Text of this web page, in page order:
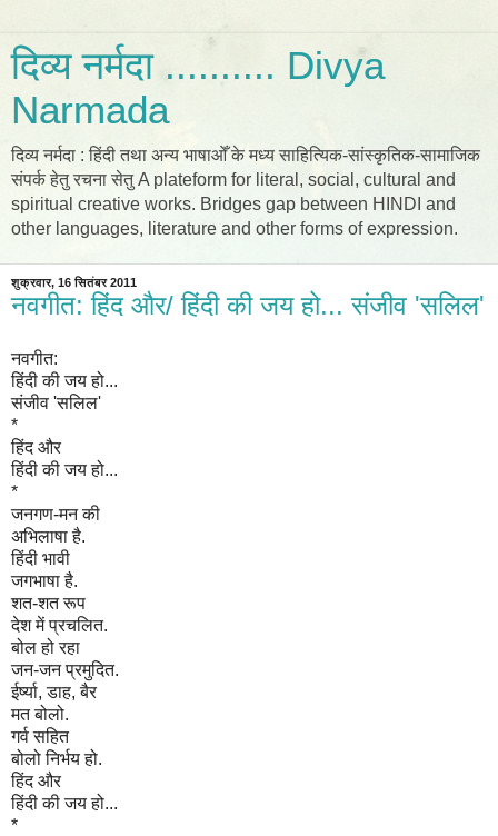
दिव्य नर्मदा .......... Divya
Narmada
दिव्य नर्मदा : हिंदी तथा अन्य भाषाओँ के मध्य साहित्यिक-सांस्कृतिक-सामाजिक
संपर्क हेतु रचना सेतु A plateform for literal, social, cultural and
spiritual creative works. Bridges gap between HINDI and
other languages, literature and other forms of expression.
शुक्रवार, 16 सितंबर 2011
नवगीत: हिंद और/ हिंदी की जय हो... संजीव 'सलिल'
नवगीत:
हिंदी की जय हो...
संजीव 'सलिल'
*
हिंद और
हिंदी की जय हो...
*
जनगण-मन की
अभिलाषा है.
हिंदी भावी
जगभाषा है.
शत-शत रूप
देश में प्रचलित.
बोल हो रहा
जन-जन प्रमुदित.
ईर्ष्या, डाह, बैर
मत बोलो.
गर्व सहित
बोलो निर्भय हो.
हिंद और
हिंदी की जय हो...
*